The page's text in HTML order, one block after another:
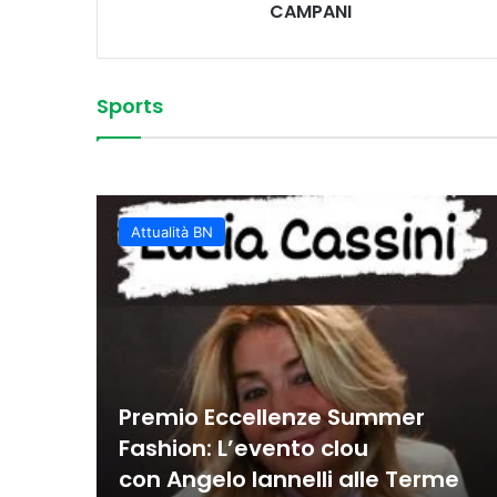
CAMPANI
Sports
Vittoria convincente
Attualità BN
Premio Eccellenze Summer
Fashion: L’evento clou
con Angelo Iannelli alle Terme